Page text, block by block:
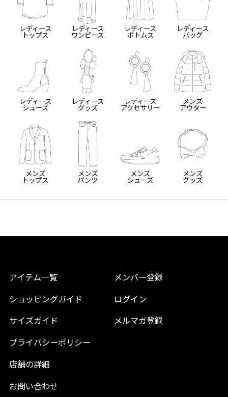
レディース
トップス
レディース
ワンピース
レディース
ボトムス
レディース
バッグ
レディース
シューズ
レディース
グッズ
レディース
アクセサリー
メンズ
アウター
メンズ
トップス
メンズ
パンツ
メンズ
シューズ
メンズ
グッズ
アイテム一覧
ショッピングガイド
サイズガイド
プライバシーポリシー
店舗の詳細
お問い合わせ
メンバー登録
ログイン
メルマガ登録